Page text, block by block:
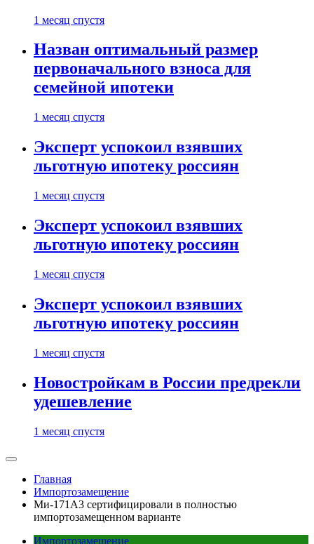
1 месяц спустя
Назван оптимальный размер
первоначального взноса для
семейной ипотеки
1 месяц спустя
Эксперт успокоил взявших
льготную ипотеку россиян
1 месяц спустя
Эксперт успокоил взявших
льготную ипотеку россиян
1 месяц спустя
Эксперт успокоил взявших
льготную ипотеку россиян
1 месяц спустя
Новостройкам в России предрекли
удешевление
1 месяц спустя
Главная
Импортозамещение
Ми-171А3 сертифицировали в полностью
импортозамещенном варианте
Импортозамещение